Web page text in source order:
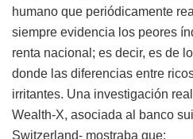
humano que periódicamente
siempre evidencia los peores
renta nacional; es decir, es de
donde las diferencias entre
irritantes. Una investigación
Wealth-X, asociada al banco
Switzerland- mostraba que: